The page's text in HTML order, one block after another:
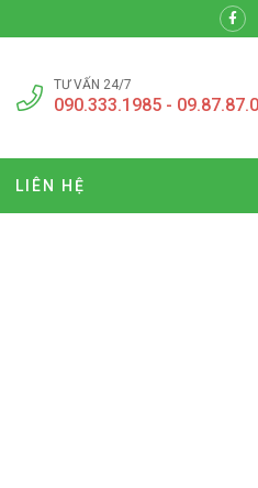
TƯ VẤN 24/7
090.333.1985 -
LIÊN HỆ